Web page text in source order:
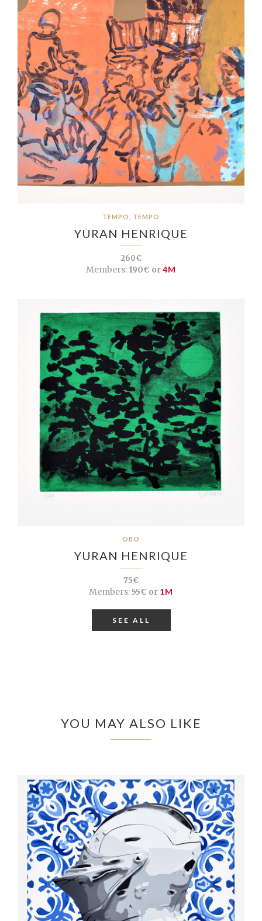
TEMPO, TEMPO
YURAN HENRIQUE
260€
Members: 190€ or4M
OBO
YURAN HENRIQUE
75€
Members:55€ or 1M
SEE ALL
YOU MAY ALSO LIKE